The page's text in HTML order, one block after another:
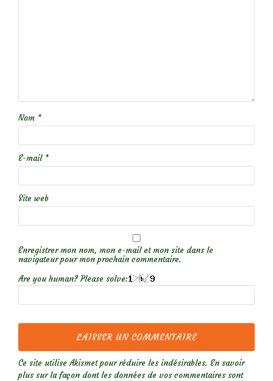
Nom *
E-mail *
Site web
Enregistrer mon nom, mon e-mail et mon site dans le
navigateur pour mon prochain commentaire.
Are you human? Please solve:
Ce site utilise Akismet pour réduire les indésirables. En savoir
plus sur la façon dont les données de vos commentaires sont